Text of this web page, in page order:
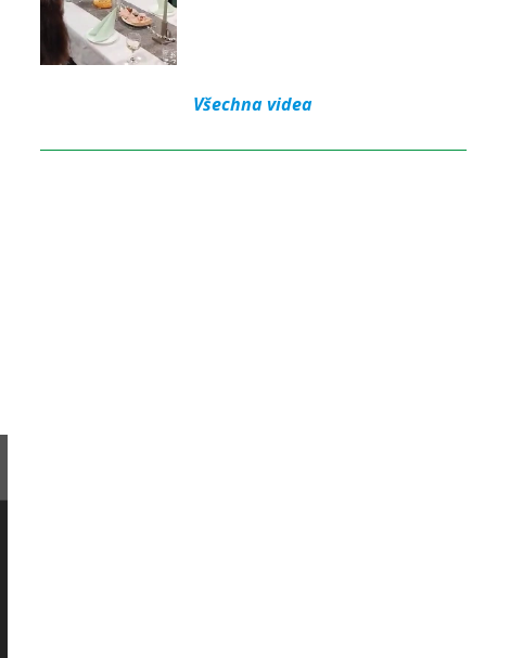
Všechna videa